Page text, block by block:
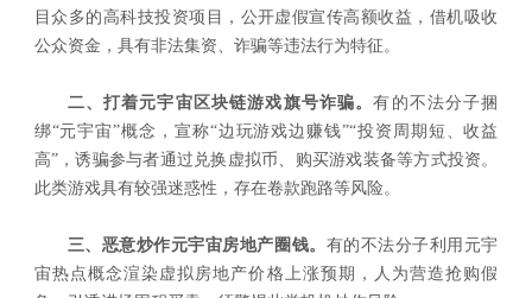
目众多的高科技投资项目，公开虚假宣传高额收益，借机吸收
公众资金，具有非法集资、诈骗等违法行为特征。
二、打着元宇宙区块链游戏旗号诈骗。有的不法分子捆
绑“元宇宙”概念，宣称“边玩游戏边赚钱”“投资周期短、收益
高”，诱骗参与者通过兑换虚拟币、购买游戏装备等方式投资。
此类游戏具有较强迷惑性，存在卷款跑路等风险。
三、恶意炒作元宇宙房地产圈钱。 有的不法分子利用元宇
宙热点概念渲染虚拟房地产价格上涨预期，人为营造抢购假